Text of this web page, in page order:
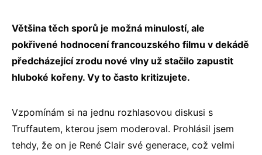
Většina těch sporů je možná minulostí, ale
pokřivené hodnocení francouzského filmu v dekádě
předcházející zrodu nové vlny už stačilo zapustit
hluboké kořeny. Vy to často kritizujete.
Vzpomínám si na jednu rozhlasovou diskusi s
Truffautem, kterou jsem moderoval. Prohlásil jsem
tehdy, že on je René Clair své generace, což velmi